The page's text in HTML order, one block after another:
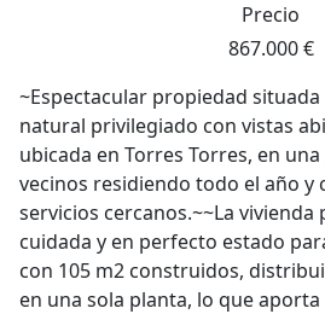
Precio
867.000 €
~Espectacular propiedad
natural privilegiado con vistas
ubicada en Torres Torres, en
vecinos residiendo todo el año y
servicios cercanos.~~La
cuidada y en perfecto estado
con 105 m2 construidos,
en una sola planta, lo que